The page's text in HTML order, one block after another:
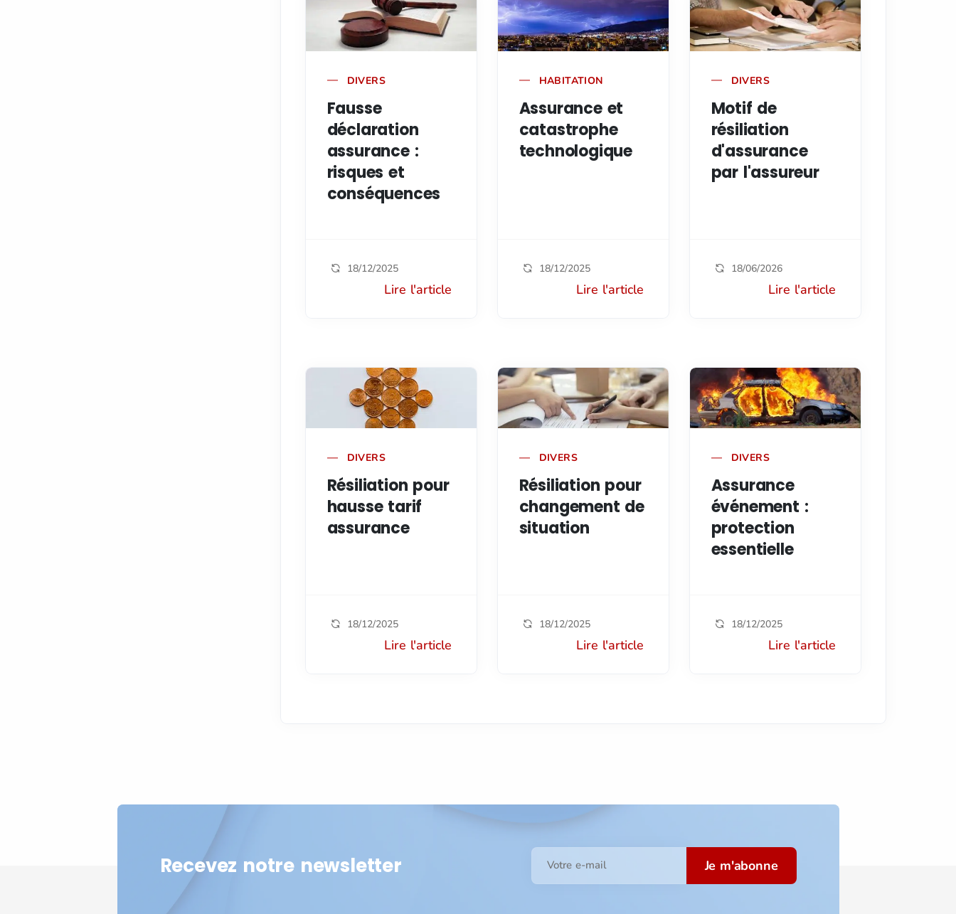
DIVERS
Fausse
déclaration
assurance :
risques et
conséquences
18/12/2025
Lire l'article
HABITATION
Assurance et
catastrophe
technologique
18/12/2025
Lire l'article
DIVERS
Motif de
résiliation
d'assurance
par l'assureur
18/06/2026
Lire l'article
DIVERS
Résiliation pour
hausse tarif
assurance
18/12/2025
Lire l'article
DIVERS
Résiliation pour
changement de
situation
18/12/2025
Lire l'article
DIVERS
Assurance
événement :
protection
essentielle
18/12/2025
Lire l'article
Recevez notre newsletter Votre e-mail Je m'abonne